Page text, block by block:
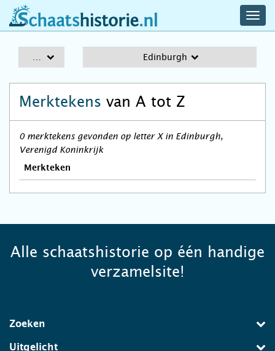
schaatshistorie.nl
Edinburgh
Merktekens van A tot Z
0 merktekens gevonden op letter X in Edinburgh,
Verenigd Koninkrijk
Merkteken
Alle schaatshistorie op één handige
verzamelsite!
Zoeken
Uitgelicht